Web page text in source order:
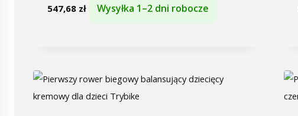
547,68 zł Wysyłka 1–2 dni robocze